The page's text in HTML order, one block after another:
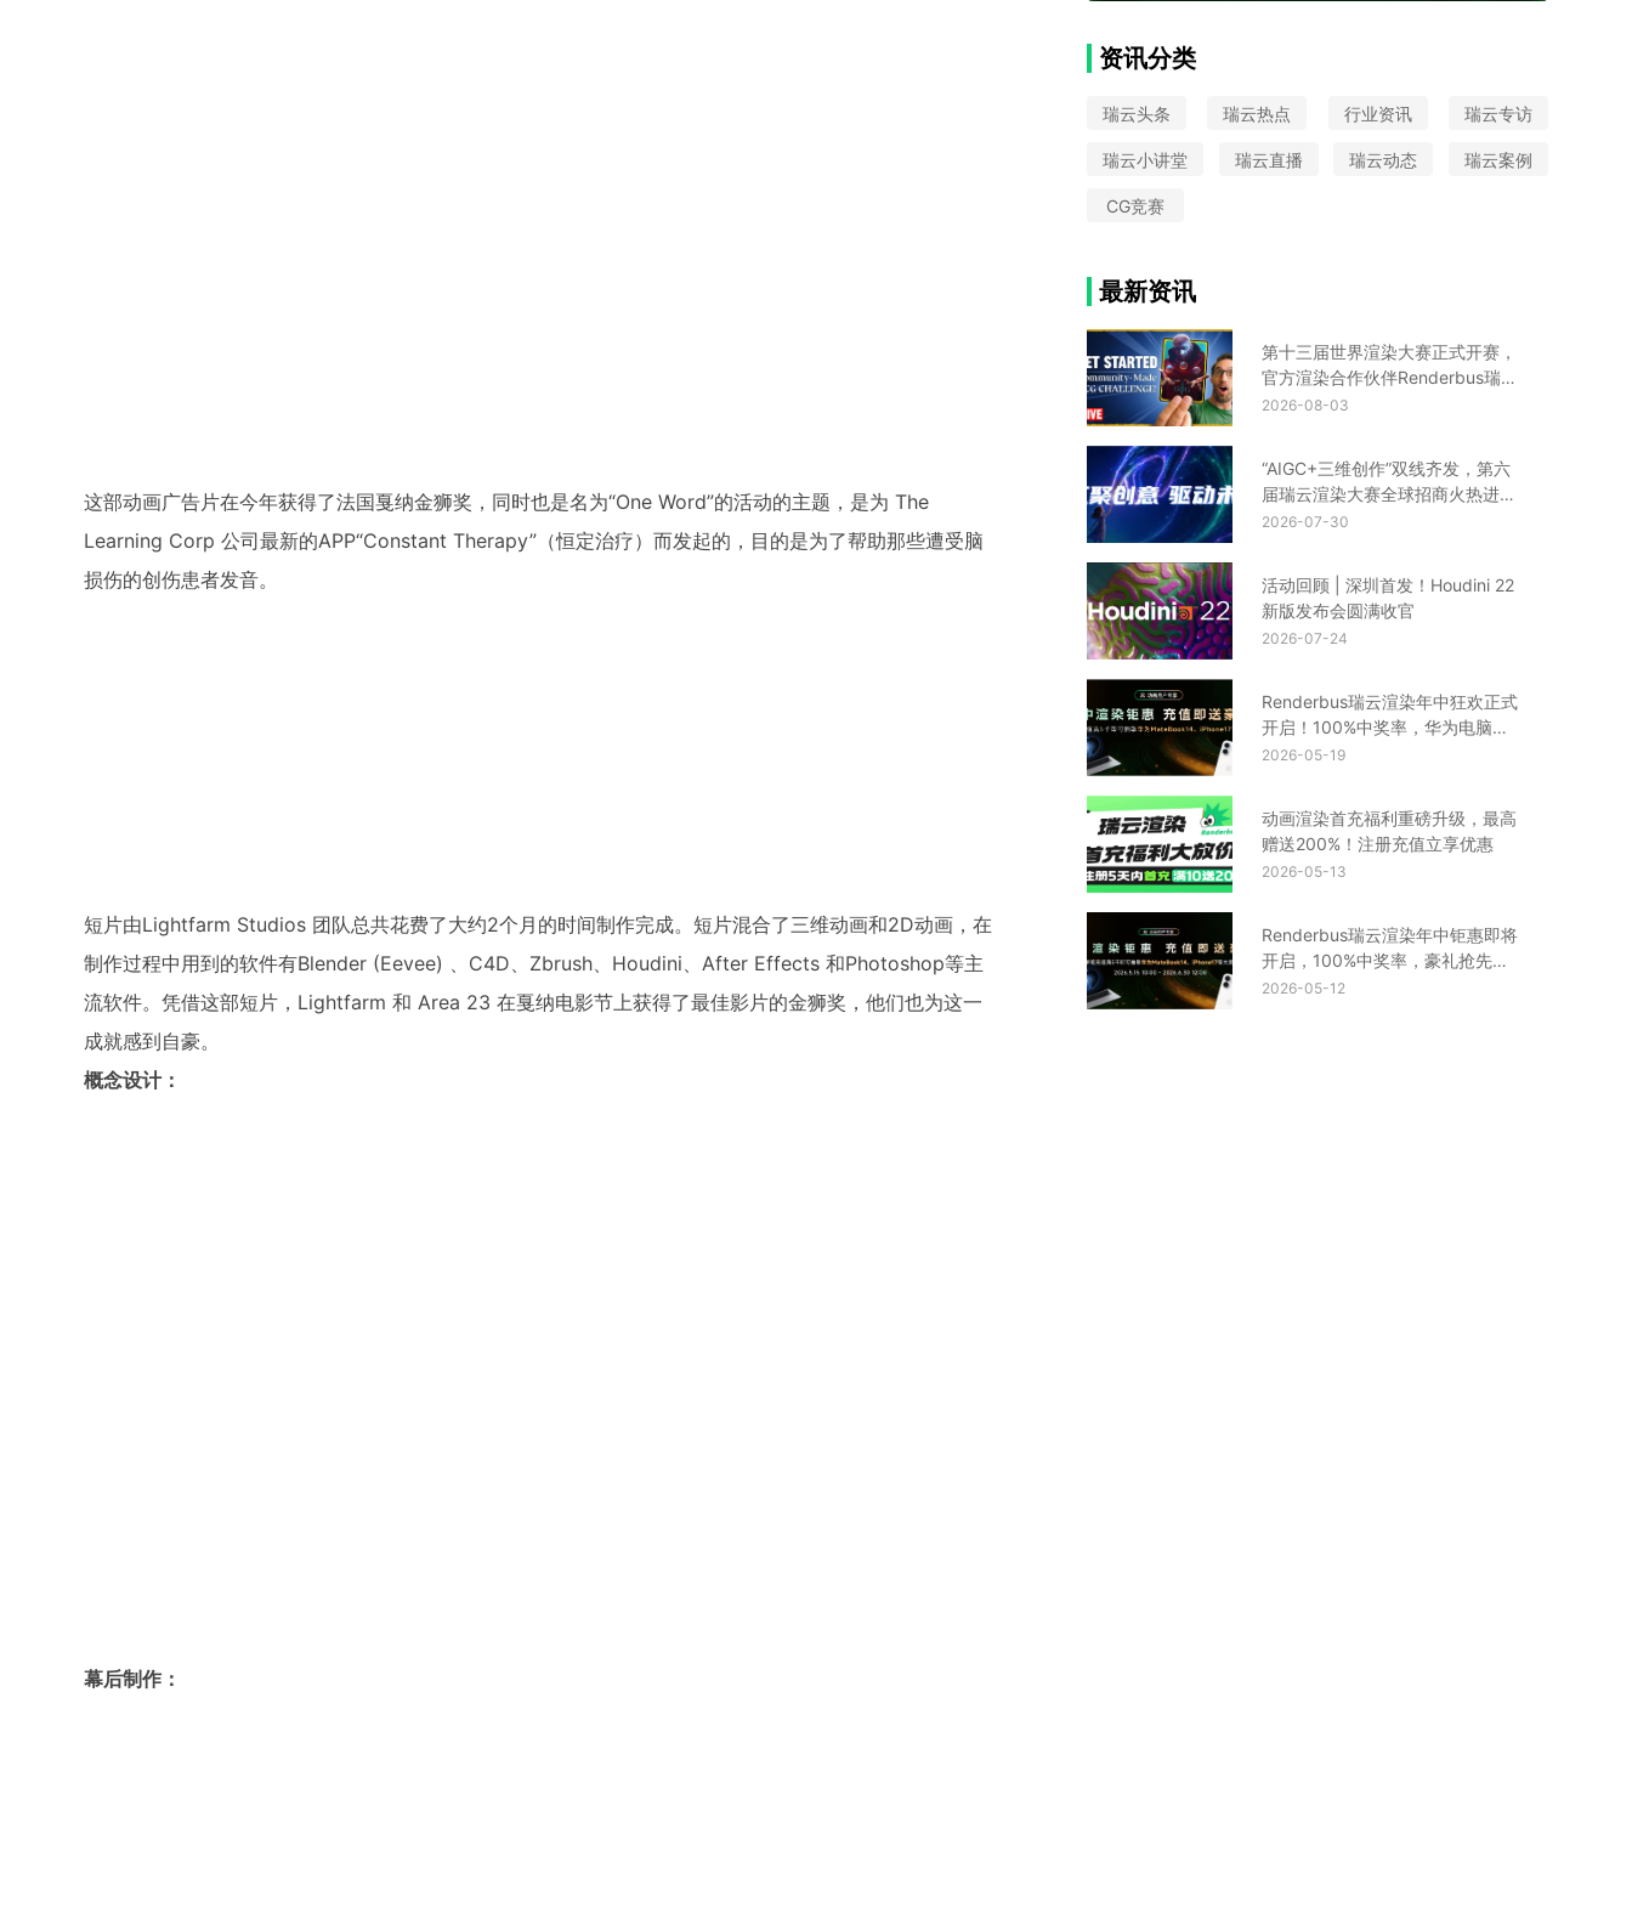
这部动画广告片在今年获得了法国戛纳金狮奖，同时也是名为“One Word”的活动的主题，是为 The
Learning Corp 公司最新的APP“Constant Therapy”（恒定治疗）而发起的，目的是为了帮助那些遭受脑
损伤的创伤患者发音。
短片由Lightfarm Studios 团队总共花费了大约2个月的时间制作完成。短片混合了三维动画和2D动画，在
制作过程中用到的软件有Blender (Eevee) 、C4D、Zbrush、Houdini、After Effects 和Photoshop等主
流软件。凭借这部短片，Lightfarm 和 Area 23 在戛纳电影节上获得了最佳影片的金狮奖，他们也为这一
成就感到自豪。
概念设计：
幕后制作：
CIS设计
Turtle渲染器
金鸡百花奖
资讯分类
瑞云头条 瑞云热点 行业资讯 瑞云专访
瑞云小讲堂 瑞云直播 瑞云动态 瑞云案例
CG竞赛
最新资讯
第十三届世界渲染大赛正式开赛，
官方渲染合作伙伴Renderbus瑞云
渲染助您渲力全开！
2026-08-03
“AIGC+三维创作”双线齐发，第六
届瑞云渲染大赛全球招商火热进行
中！
2026-07-30
活动回顾 | 深圳首发！Houdini 22
新版发布会圆满收官
2026-07-24
Renderbus瑞云渲染年中狂欢正式
开启！100%中奖率，华为电脑、
iPhone17等你来拿
2026-05-19
动画渲染首充福利重磅升级，最高
赠送200%！注册充值立享优惠
2026-05-13
Renderbus瑞云渲染年中钜惠即将
开启，100%中奖率，豪礼抢先
看！
2026-05-12